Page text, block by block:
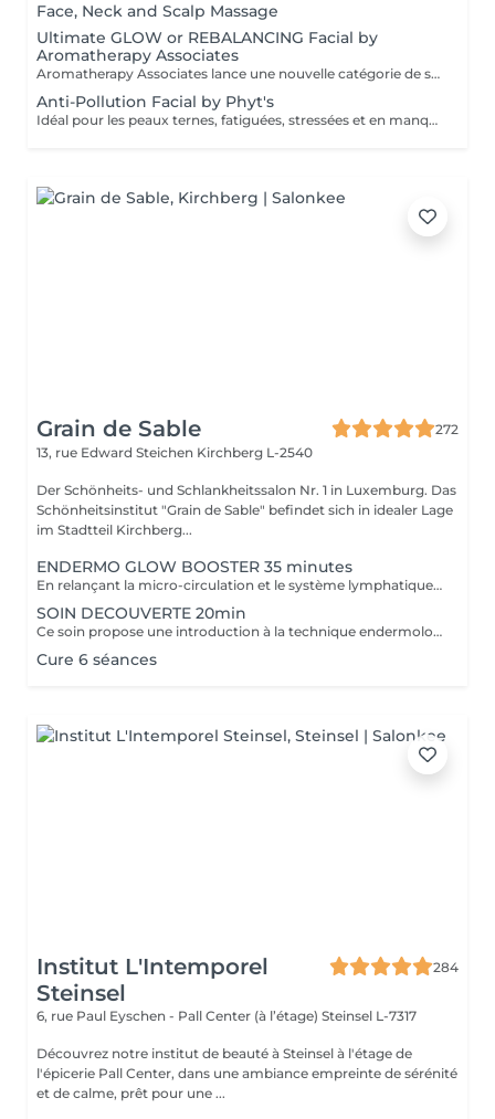
Face, Neck and Scalp Massage
Ultimate GLOW or REBALANCING Facial by
Aromatherapy Associates
Aromatherapy Associates lance une nouvelle catégorie de soins pour la peau qui répond de manière unique aux besoins de l'esprit et de la peau. La formule contient un complexe spécial d'huiles essentielles, de plantes actives et de technologie Skin Stress Relief. S'appuyant sur près de 40 ans d'expertise en matière de spa et d'aromathérapie et bien connue pour ses produits optimisés et axés sur les résultats, cette expérience est conçue pour soutenir les défenses naturelles de la peau et combattre le stress d'un mode de vie trépidant. Idéal pour les personnes à la peau sèche ou sensible.
Anti-Pollution Facial by Phyt's
Idéal pour les peaux ternes, fatiguées, stressées et en manque d'éclat , ce soin va revitaliser votre peau, booster son eclat et il est également un très bon préventif anti âge. Ce soin commence par un rafraîchissement stimulant des pieds pour favoriser la circulation sanguine et la relaxation.
Grain de Sable
272
13, rue Edward Steichen Kirchberg L-2540
Der Schönheits- und Schlankheitssalon Nr. 1 in Luxemburg. Das
Schönheitsinstitut "Grain de Sable" befindet sich in idealer Lage
im Stadtteil Kirchberg...
ENDERMO GLOW BOOSTER 35 minutes
En relançant la micro-circulation et le système lymphatique (élimination des toxines), ce soin permet de lisser les traits de fatigue, d'atténuer les poches et cernes et de retrouver un teint éclatant.
SOIN DECOUVERTE 20min
Ce soin propose une introduction à la technique endermologie tout en relançant la microcirculation pour booster l'éclat du visage.
Cure 6 séances
Institut L'Intemporel
Steinsel
284
6, rue Paul Eyschen - Pall Center (à l’étage) Steinsel L-7317
Découvrez notre institut de beauté à Steinsel à l'étage de
l'épicerie Pall Center, dans une ambiance empreinte de sérénité
et de calme, prêt pour une ...